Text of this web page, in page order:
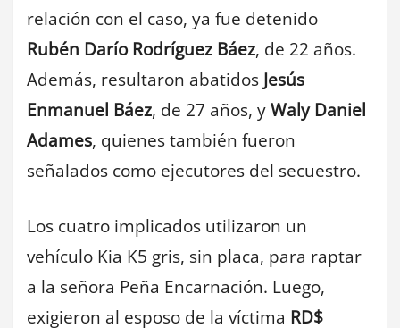
relación con el caso, ya fue detenido
Rubén Darío Rodríguez Báez, de 22 años.
Además, resultaron abatidos Jesús
Enmanuel Báez, de 27 años, yWaly Daniel
Adames, quienes también fueron
señalados como ejecutores del secuestro.
Los cuatro implicados utilizaron un
vehículo Kia K5 gris, sin placa, para raptar
a la señora Peña Encarnación. Luego,
exigieron al esposo de la víctima RD$